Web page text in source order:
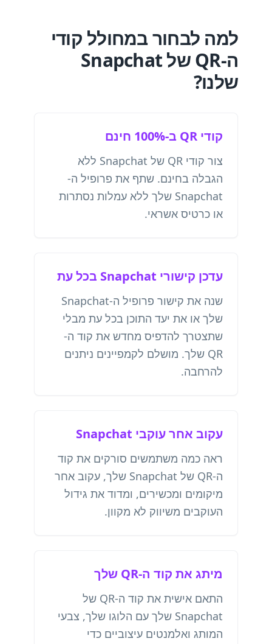
למה לבחור במחולל קודי
ה-QR של Snapchat
שלנו?
קודי QR ב-100% חינם
צור קודי QR של Snapchat ללא
הגבלה בחינם. שתף את פרופיל ה-
Snapchat שלך ללא עמלות נסתרות
או כרטיס אשראי.
עדכן קישורי Snapchat בכל עת
שנה את קישור פרופיל ה-Snapchat
שלך או את יעד התוכן בכל עת מבלי
שתצטרך להדפיס מחדש את קוד ה-
QR שלך. מושלם לקמפיינים ניתנים
להרחבה.
עקוב אחר עוקבי Snapchat
ראה כמה משתמשים סורקים את קוד
ה-QR של Snapchat שלך, עקוב אחר
מיקומים ומכשירים, ומדוד את גידול
העוקבים משיווק לא מקוון.
מיתג את קוד ה-QR שלך
התאם אישית את קוד ה-QR של
Snapchat שלך עם הלוגו שלך, צבעי
המותג ואלמנטים עיצוביים כדי